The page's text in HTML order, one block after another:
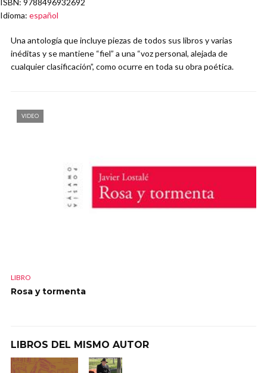
ISBN: 9788496932692
Idioma: español
Una antología que incluye piezas de todos sus libros y varias
inéditas y se mantiene “fiel” a una “voz personal, alejada de
cualquier clasificación”, como ocurre en toda su obra poética.
VIDEO
LIBRO
Rosa y tormenta
LIBROS DEL MISMO AUTOR